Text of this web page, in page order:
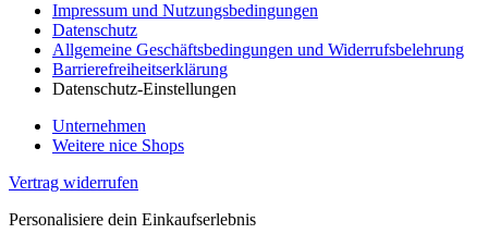
Impressum und Nutzungsbedingungen
Datenschutz
Allgemeine Geschäftsbedingungen und Widerrufsbelehrung
Barrierefreiheitserklärung
Datenschutz-Einstellungen
Unternehmen
Weitere nice Shops
Vertrag widerrufen
Personalisiere dein Einkaufserlebnis